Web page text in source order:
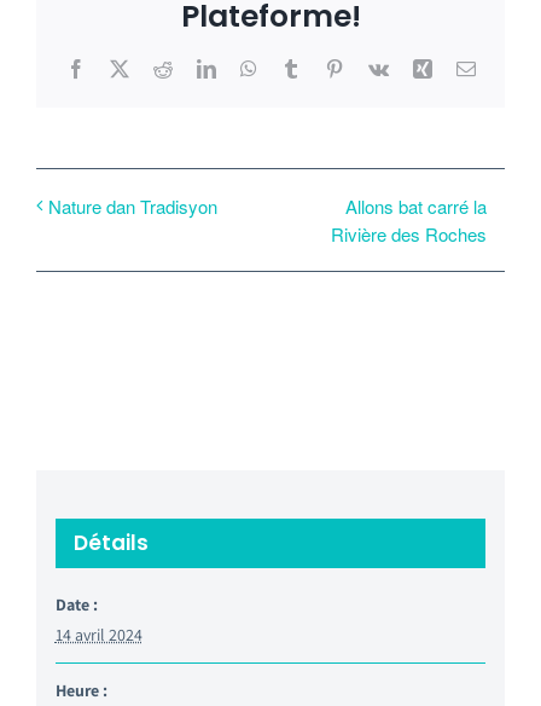
Plateforme!
Facebook
X RedditLinkedInWhatsApp
TumblrPinterest
Vk Xing Email
Nature dan Tradisyon
Allons bat carré la
Rivière des Roches
Détails
Date :
14 avril 2024
Heure :